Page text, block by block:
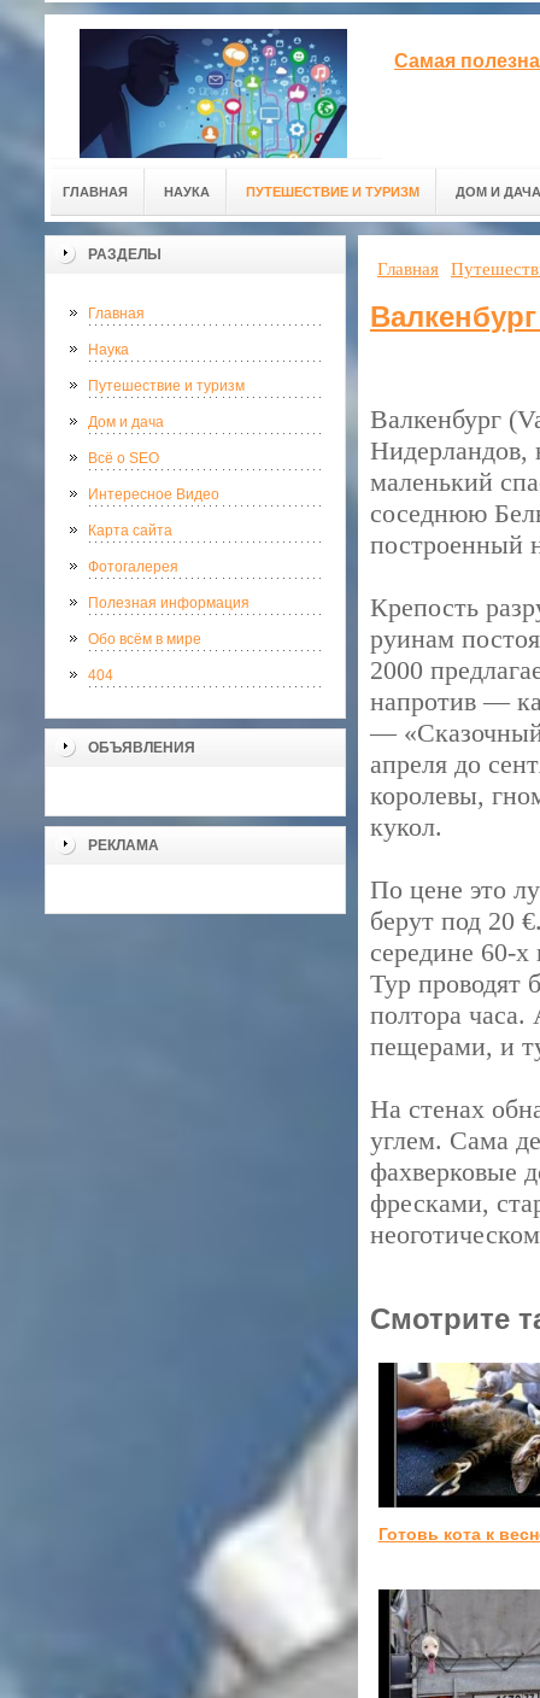
Самая
ГЛАВНАЯ НАУКА ПУТЕШЕСТВИЕ И ТУРИЗМ ДОМ И ДАЧА
РАЗДЕЛЫ
Главная
Наука
Путешествие и туризм
Дом и дача
Всё о SEO
Интересное Видео
Карта сайта
Фотогалерея
Полезная информация
Обо всём в мире
404
ОБЪЯВЛЕНИЯ
РЕКЛАМА
Главная
Валкенбург
Нидерландов,
маленький
соседнюю
построенный
Крепость
руинам
2000
напротив —
— «Сказочный
апреля до
королевы,
кукол.
По цене это
берут под 20
середине 60-
Тур
полтора часа.
пещерами, и
На стенах
углем. Сама
фахверковые
фресками,
Смотрите
Готовь кота к